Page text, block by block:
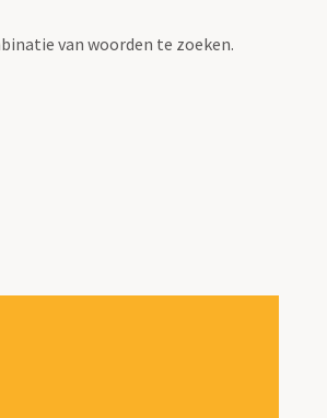
van woorden te zoeken.